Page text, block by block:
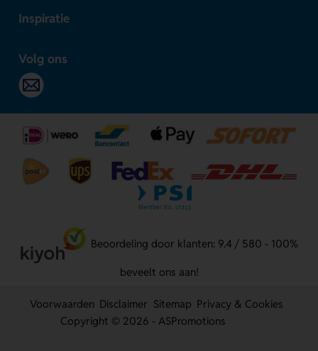
Inspiratie
Volg ons
Beoordeling door klanten: 9.4 / 580 - 100%
beveelt ons aan!
Voorwaarden Disclaimer Sitemap Privacy & Cookies
Copyright © 2026 - ASPromotions